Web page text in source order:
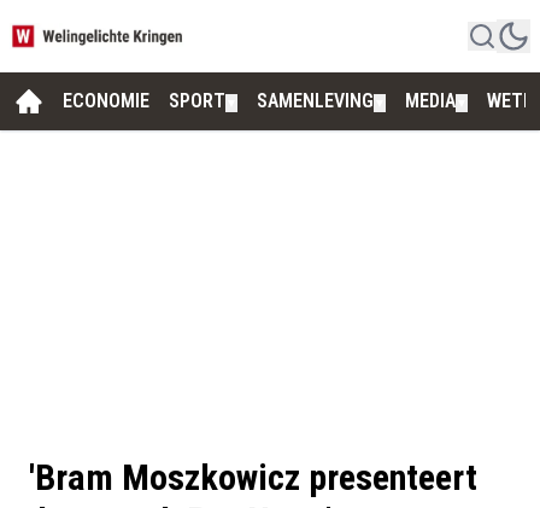
ECONOMIE SPORT SAMENLEVING MEDIA
'Bram Moszkowicz presenteert